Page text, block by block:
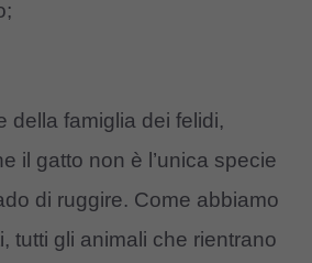
della famiglia dei felidi,
il gatto non è l’unica specie
di ruggire. Come abbiamo
tutti gli animali che rientrano